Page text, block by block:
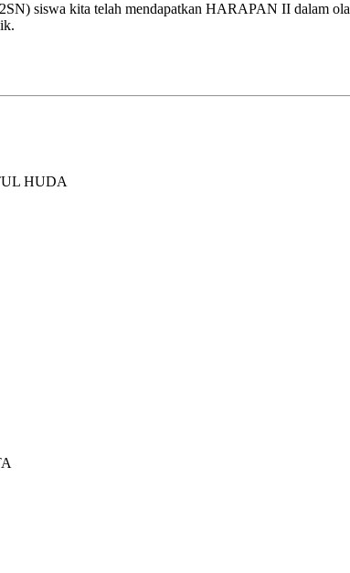
siswa kita telah mendapatkan HARAPAN II dalam
HUDA